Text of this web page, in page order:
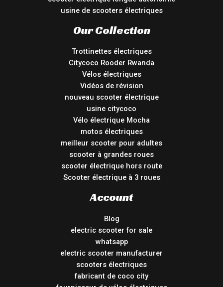
usine de scooters électriques
Our Collection
Trottinettes électriques
Citycoco Rooder Rwanda
Vélos électriques
Vidéos de révision
nouveau scooter électrique
usine citycoco
Vélo électrique Mocha
motos électriques
meilleur scooter pour adultes
scooter à grandes roues
scooter électrique hors route
Scooter électrique à 3 roues
Account
Blog
electric scooter for sale
whatsapp
electric scooter manufacturer
scooters électriques
fabricant de coco city